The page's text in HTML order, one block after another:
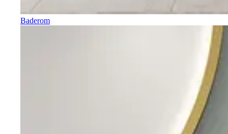
Baderom